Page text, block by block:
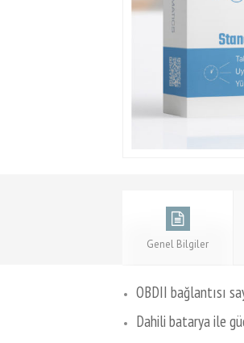
Genel Bilgiler
OBDII bağlantısı
Dahili batarya ile